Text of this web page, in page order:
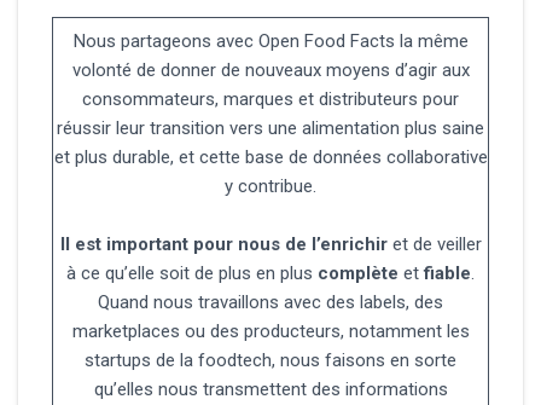
Nous partageons avec Open Food Facts la même
volonté de donner de nouveaux moyens d’agir aux
consommateurs, marques et distributeurs pour
réussir leur transition vers une alimentation plus saine
et plus durable, et cette base de données collaborative
y contribue.
Il est important pour nous de l’enrichir et de veiller
à ce qu’elle soit de plus en plus complète etfiable.
Quand nous travaillons avec des labels, des
marketplaces ou des producteurs, notamment les
startups de la foodtech, nous faisons en sorte
qu’elles nous transmettent des informations